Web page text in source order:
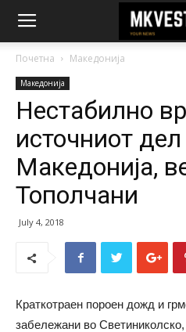
Почетна Македонија
Македонија
Нестабилно
источниот
Македонија,
Тополчани
July 4, 2018
Краткотраен пороен дожд и
забележани во